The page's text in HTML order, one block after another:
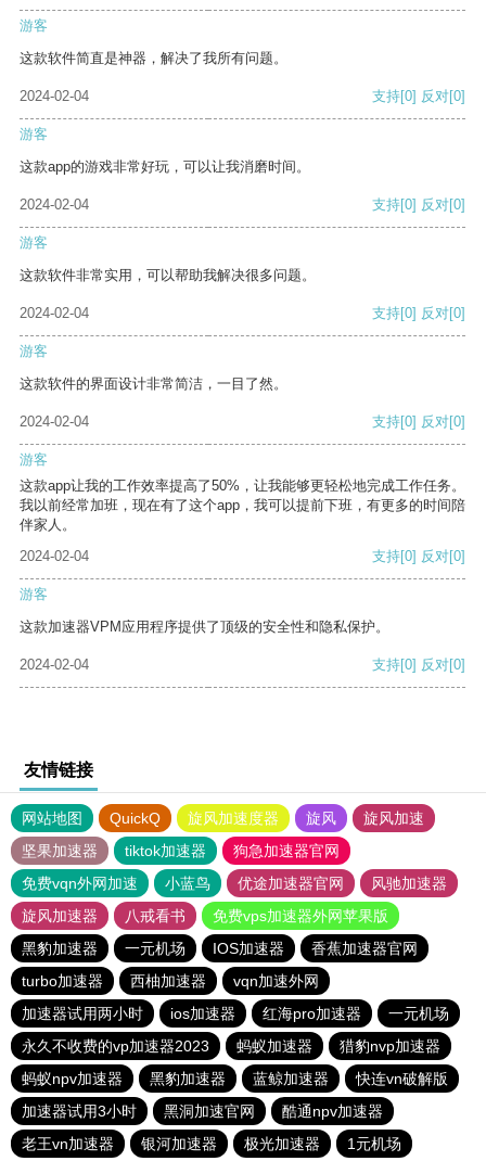
游客
这款软件简直是神器，解决了我所有问题。
2024-02-04 支持[0] 反对[0]
游客
这款app的游戏非常好玩，可以让我消磨时间。
2024-02-04 支持[0] 反对[0]
游客
这款软件非常实用，可以帮助我解决很多问题。
2024-02-04 支持[0] 反对[0]
游客
这款软件的界面设计非常简洁，一目了然。
2024-02-04 支持[0] 反对[0]
游客
这款app让我的工作效率提高了50%，让我能够更轻松地完成工作任务。
我以前经常加班，现在有了这个app，我可以提前下班，有更多的时间陪
伴家人。
2024-02-04
支持[0] 反对[0]
游客
这款加速器VPM应用程序提供了顶级的安全性和隐私保护。
2024-02-04 支持[0] 反对[0]
友情链接
网站地图 QuickQ 旋风加速度器 旋风
旋风加速
坚果加速器
tiktok加速器
狗急加速器官网
免费vqn外网加速
小蓝鸟 优途加速器官网
风驰加速器
旋风加速器
八戒看书
免费vps加速器外网苹果版
黑豹加速器
一元机场 IOS加速器
香蕉加速器官网
turbo加速器
西柚加速器
vqn加速外网
加速器试用两小时
ios加速器 红海pro加速器
一元机场
永久不收费的vp加速器2023
蚂蚁加速器
猎豹nvp加速器
蚂蚁npv加速器
黑豹加速器 蓝鲸加速器
快连vn破解版
加速器试用3小时
黑洞加速官网
酷通npv加速器
老王vn加速器
银河加速器 极光加速器 1元机场